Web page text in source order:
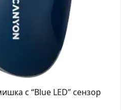
с “Blue LED” сензор